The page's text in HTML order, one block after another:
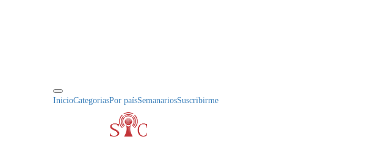
InicioCategoriasPor paísSemanariosSuscribirme